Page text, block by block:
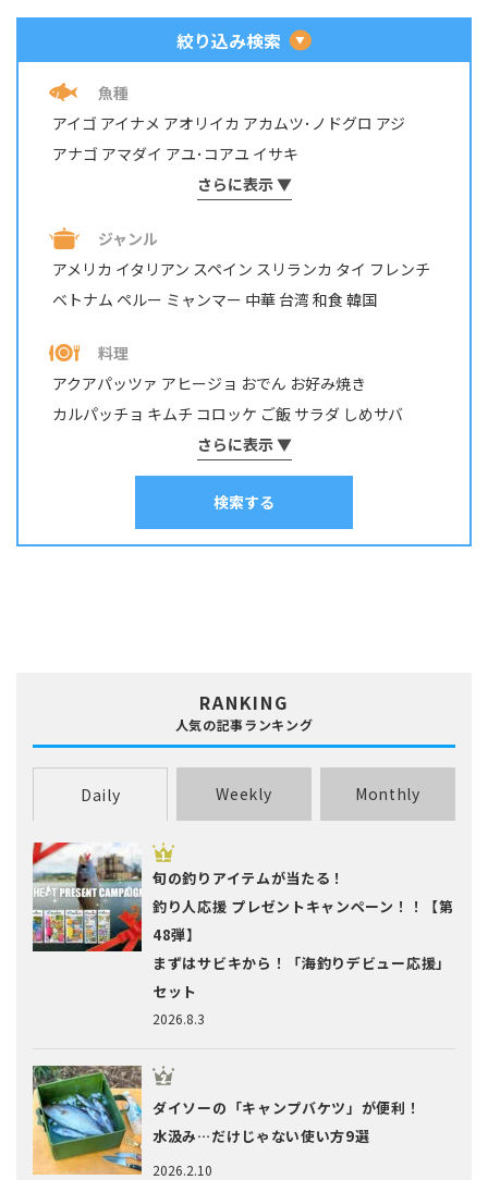
絞り込み検索
魚種
アイゴ アイナメ アオリイカ アカムツ･ノドグロ アジ
アナゴ アマダイ アユ･コアユ イサキ
イシダイ・イシガキダイイスズミイトヨリダイ
オイカワ・カワムツ・モロコ
カツオ カマス カレイカワハギカンパチ
キジハタ・アコウキスキュウセン･ベラ
グチ･イシモチ
コイ・ニゴイ コウイカ コブダイ サケ･アキアジ
サッパ・コノシロ サバ サヨリ サワラ・サゴシシイラ
スルメイカソイ
ニザダイ・サンノジニシンネズミゴチ・メゴチ
さらに表示 ▼
ジャンル
アメリカ イタリアン スペイン スリランカ タイ フレンチ
ベトナム ペルー ミャンマー 中華 台湾 和食 韓国
料理
アクアパッツァ アヒージョ おでん お好み焼き
カルパッチョ キムチ コロッケ ご飯 サラダ しめサバ
そうめん ソテータコ焼き
パスタホイル焼きマリネみりん干し
刺身南蛮漬け
揚げ物昆布締め春巻き汁物漬け料理
さらに表示 ▼
検索する
RANKING
人気の記事ランキング
Daily Weekly Monthly
2026.8.3
旬の釣りアイテムが当たる！
釣り人応援 プレゼントキャンペーン！！【第
48弾】
まずはサビキから！「海釣りデビュー応援」
セット
2026.2.10
ダイソーの「キャンプバケツ」が便利！
水汲み…だけじゃない使い方9選